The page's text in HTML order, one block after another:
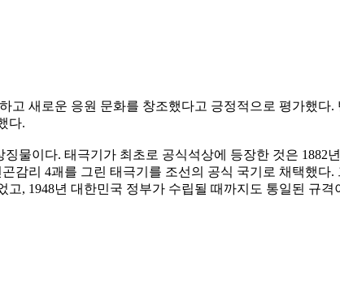
새로운 응원 문화를 창조했다고 긍정적으로 평가했다
다.
물이다. 태극기가 최초로 공식석상에 등장한 것은 1882
감리 4괘를 그린 태극기를 조선의 공식 국기로 채택했다
, 1948년 대한민국 정부가 수립될 때까지도 통일된 규격